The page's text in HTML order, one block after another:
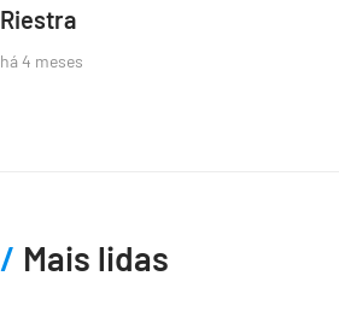
Riestra
há 4 meses
Mais lidas